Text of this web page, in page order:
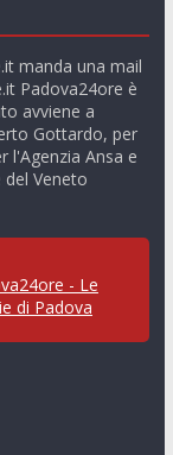
manda una mail
Padova24ore è
avviene a
Gottardo, per
l'Agenzia Ansa e
Veneto
- Le
di Padova